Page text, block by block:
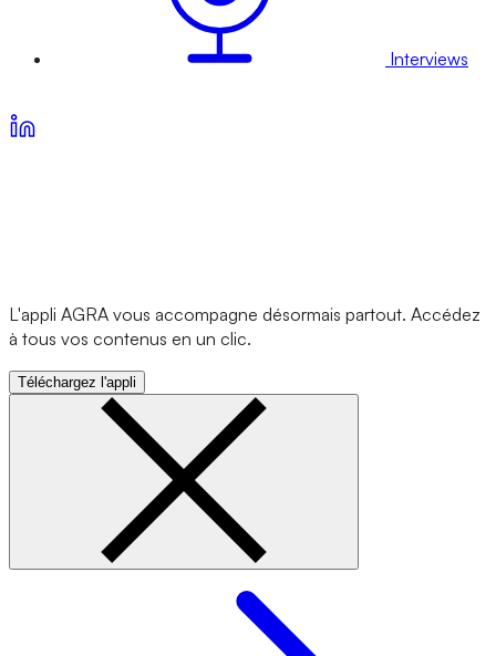
Interviews
L'appli AGRA vous accompagne désormais partout. Accédez
à tous vos contenus en un clic.
Téléchargez l'appli